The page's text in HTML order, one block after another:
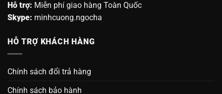
Hỗ trợ: Miễn phí giao hàng Toàn Quốc
Skype: minhcuong.ngocha
HỖ TRỢ KHÁCH HÀNG
Chính sách đổi trả hàng
Chính sách bảo hành